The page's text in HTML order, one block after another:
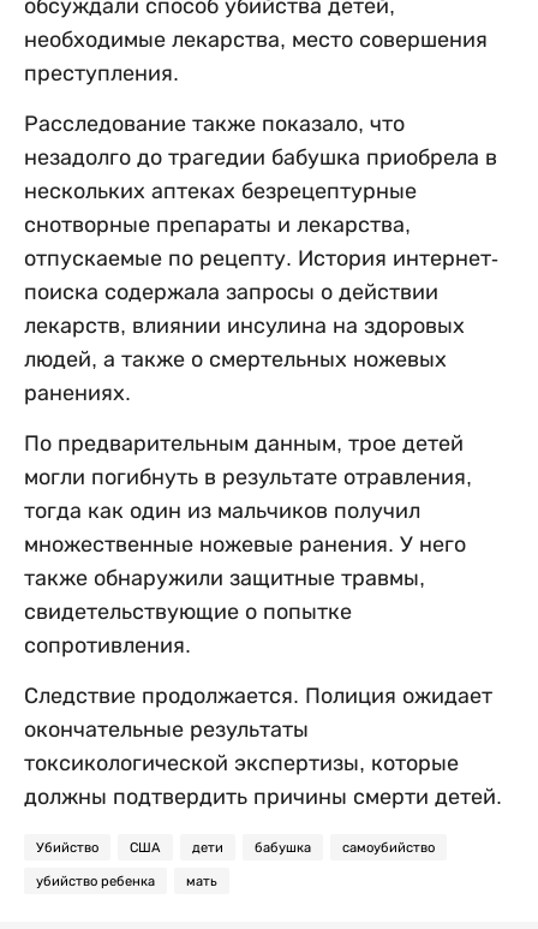
обсуждали способ убийства детей,
необходимые лекарства, место совершения
преступления.
Расследование также показало, что
незадолго до трагедии бабушка приобрела в
нескольких аптеках безрецептурные
снотворные препараты и лекарства,
отпускаемые по рецепту. История интернет-
поиска содержала запросы о действии
лекарств, влиянии инсулина на здоровых
людей, а также о смертельных ножевых
ранениях.
По предварительным данным, трое детей
могли погибнуть в результате отравления,
тогда как один из мальчиков получил
множественные ножевые ранения. У него
также обнаружили защитные травмы,
свидетельствующие о попытке
сопротивления.
Следствие продолжается. Полиция ожидает
окончательные результаты
токсикологической экспертизы, которые
должны подтвердить причины смерти детей.
Убийство США дети бабушка самоубийство
убийство ребенка мать